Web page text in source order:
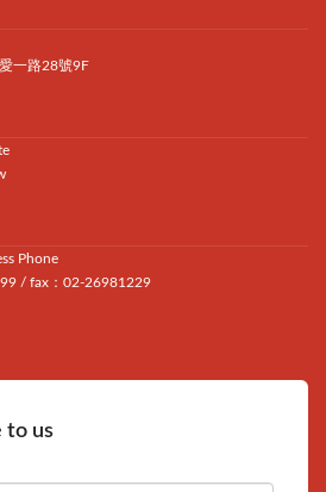
一路28號9F
Phone
/ fax：02-26981229
to us